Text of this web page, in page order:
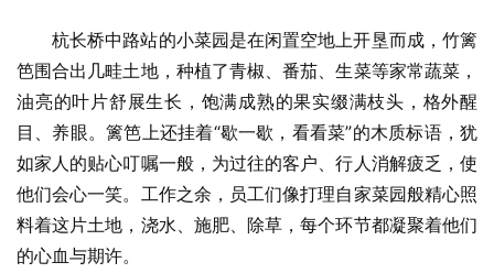
杭长桥中路站的小菜园是在闲置空地上开垦而成，竹篱
笆围合出几畦土地，种植了青椒、番茄、生菜等家常蔬菜，
油亮的叶片舒展生长，饱满成熟的果实缀满枝头，格外醒
目、养眼。篱笆上还挂着“歇一歇，看看菜”的木质标语，犹
如家人的贴心叮嘱一般，为过往的客户、行人消解疲乏，使
他们会心一笑。工作之余，员工们像打理自家菜园般精心照
料着这片土地，浇水、施肥、除草，每个环节都凝聚着他们
的心血与期许。